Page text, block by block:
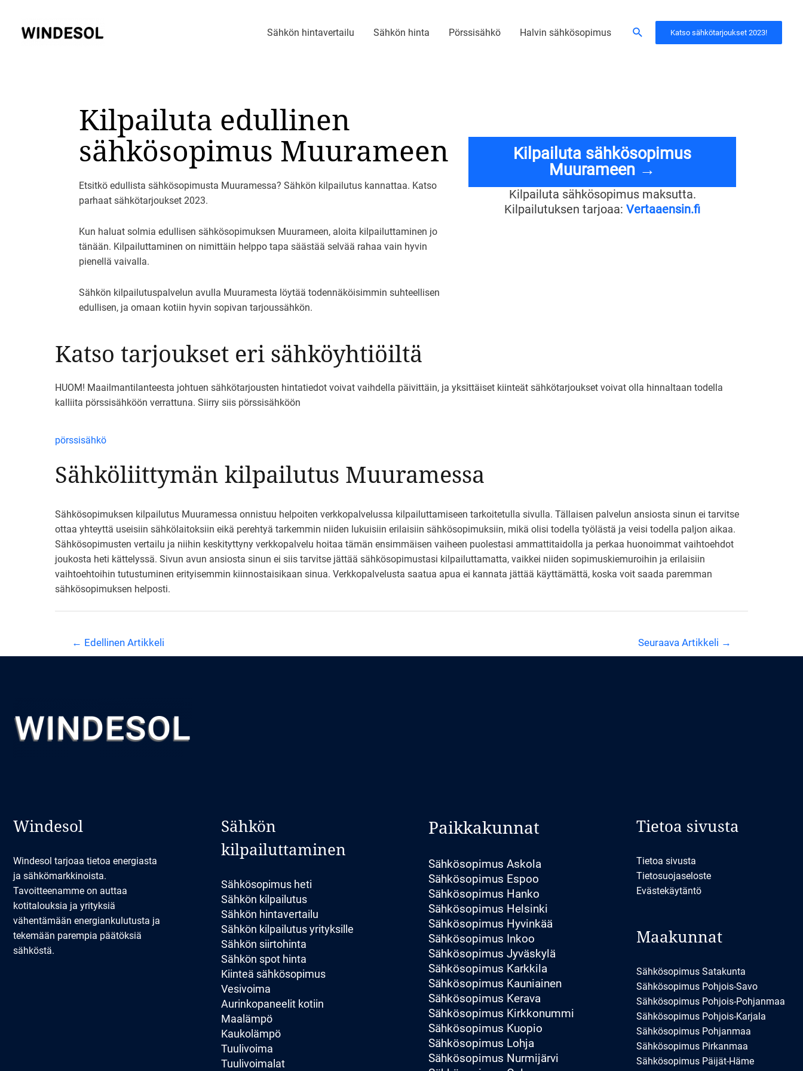
Sähkön hintavertailu
Sähkön hinta Pörssisähkö Halvin sähkösopimus Hae Katso sähkötarjoukset 2023!
Kilpailuta edullinen
sähkösopimus Muurameen
Etsitkö edullista sähkösopimusta Muuramessa? Sähkön kilpailutus kannattaa. Katso
parhaat sähkötarjoukset 2023.
Kun haluat solmia edullisen sähkösopimuksen Muurameen, aloita kilpailuttaminen jo
tänään. Kilpailuttaminen on nimittäin helppo tapa säästää selvää rahaa vain hyvin
pienellä vaivalla.
Sähkön kilpailutuspalvelun avulla Muuramesta löytää todennäköisimmin suhteellisen
edullisen, ja omaan kotiin hyvin sopivan tarjoussähkön.
Kilpailuta sähkösopimus
Muurameen →
Kilpailuta sähkösopimus maksutta.
Kilpailutuksen tarjoaa: Vertaaensin.fi
Katso tarjoukset eri sähköyhtiöiltä
HUOM! Maailmantilanteesta johtuen sähkötarjousten hintatiedot voivat vaihdella päivittäin, ja yksittäiset kiinteät sähkötarjoukset voivat olla hinnaltaan todella
kalliita pörssisähköön verrattuna. Siirry siis pörssisähköön
pörssisähkö
Sähköliittymän kilpailutus Muuramessa
Sähkösopimuksen kilpailutus Muuramessa onnistuu helpoiten verkkopalvelussa kilpailuttamiseen tarkoitetulla sivulla. Tällaisen palvelun ansiosta sinun ei tarvitse
ottaa yhteyttä useisiin sähkölaitoksiin eikä perehtyä tarkemmin niiden lukuisiin erilaisiin sähkösopimuksiin, mikä olisi todella työlästä ja veisi todella paljon aikaa.
Sähkösopimusten vertailu ja niihin keskityttyny verkkopalvelu hoitaa tämän ensimmäisen vaiheen puolestasi ammattitaidolla ja perkaa huonoimmat vaihtoehdot
joukosta heti kättelyssä. Sivun avun ansiosta sinun ei siis tarvitse jättää sähkösopimustasi kilpailuttamatta, vaikkei niiden sopimuskiemuroihin ja erilaisiin
vaihtoehtoihin tutustuminen erityisemmin kiinnostaisikaan sinua. Verkkopalvelusta saatua apua ei kannata jättää käyttämättä, koska voit saada paremman
sähkösopimuksen helposti.
Artikkelien
← Edellinen Artikkeli Seuraava Artikkeli →
Windesol
Windesol tarjoaa tietoa energiasta
ja sähkömarkkinoista.
Tavoitteenamme on auttaa
kotitalouksia ja yrityksiä
vähentämään energiankulutusta ja
tekemään parempia päätöksiä
sähköstä.
Sähkön
kilpailuttaminen
Sähkösopimus heti
Sähkön kilpailutus
Sähkön hintavertailu
Sähkön kilpailutus yrityksille
Sähkön siirtohinta
Sähkön spot hinta
Kiinteä sähkösopimus
Vesivoima
Aurinkopaneelit kotiin
Maalämpö
Kaukolämpö
Tuulivoima
Tuulivoimalat
Paikkakunnat
Sähkösopimus Askola
Sähkösopimus Espoo
Sähkösopimus Hanko
Sähkösopimus Helsinki
Sähkösopimus Hyvinkää
Sähkösopimus Inkoo
Sähkösopimus Jyväskylä
Sähkösopimus Karkkila
Sähkösopimus Kauniainen
Sähkösopimus Kerava
Sähkösopimus Kirkkonummi
Sähkösopimus Kuopio
Sähkösopimus Lohja
Sähkösopimus Nurmijärvi
Tietoa sivusta
Tietoa sivusta
Tietosuojaseloste
Evästekäytäntö
Maakunnat
Sähkösopimus Satakunta
Sähkösopimus Pohjois-Savo
Sähkösopimus Pohjois-Pohjanmaa
Sähkösopimus Pohjois-Karjala
Sähkösopimus Pohjanmaa
Sähkösopimus Pirkanmaa
Sähkösopimus Päijät-Häme